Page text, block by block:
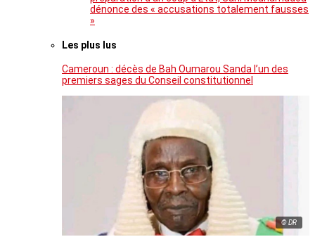
dénonce des « accusations totalement fausses
»
Les plus lus
Cameroun : décès de Bah Oumarou Sanda l’un des
premiers sages du Conseil constitutionnel
© DR